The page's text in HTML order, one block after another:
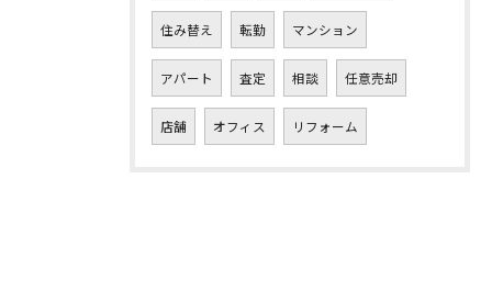
住み替え 転勤 マンション
アパート 査定 相談 任意売却
店舗 オフィス リフォーム